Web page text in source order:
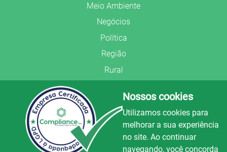
Meio Ambiente
Negócios
Política
Região
Rural
Segurança Pública
União Frederiquense
Nossos cookies
Utilizamos cookies para
melhorar a sua experiência
no site. Ao continuar
navegando, você concorda